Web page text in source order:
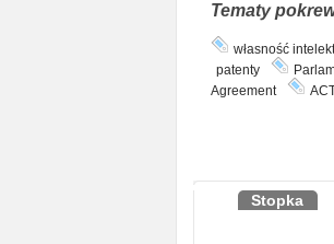
Tematy
własność
patenty
Agreement
Stopka